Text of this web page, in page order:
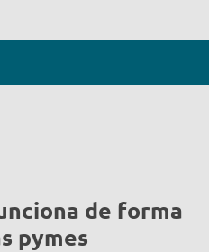
de forma
pymes